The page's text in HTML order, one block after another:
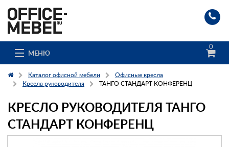
МЕНЮ
0
Каталог
О компании
Каталог офисной мебели
Офисные кресла
Кресла руководителя
ТАНГО СТАНДАРТ КОНФЕРЕНЦ
КРЕСЛО РУКОВОДИТЕЛЯ ТАНГО
СТАНДАРТ КОНФЕРЕНЦ